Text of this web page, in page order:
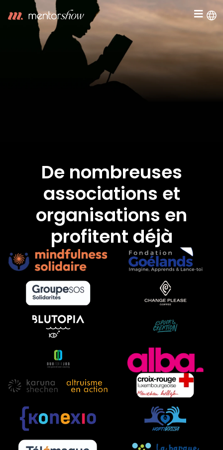
De nombreuses
associations et
organisations en
profitent déjà